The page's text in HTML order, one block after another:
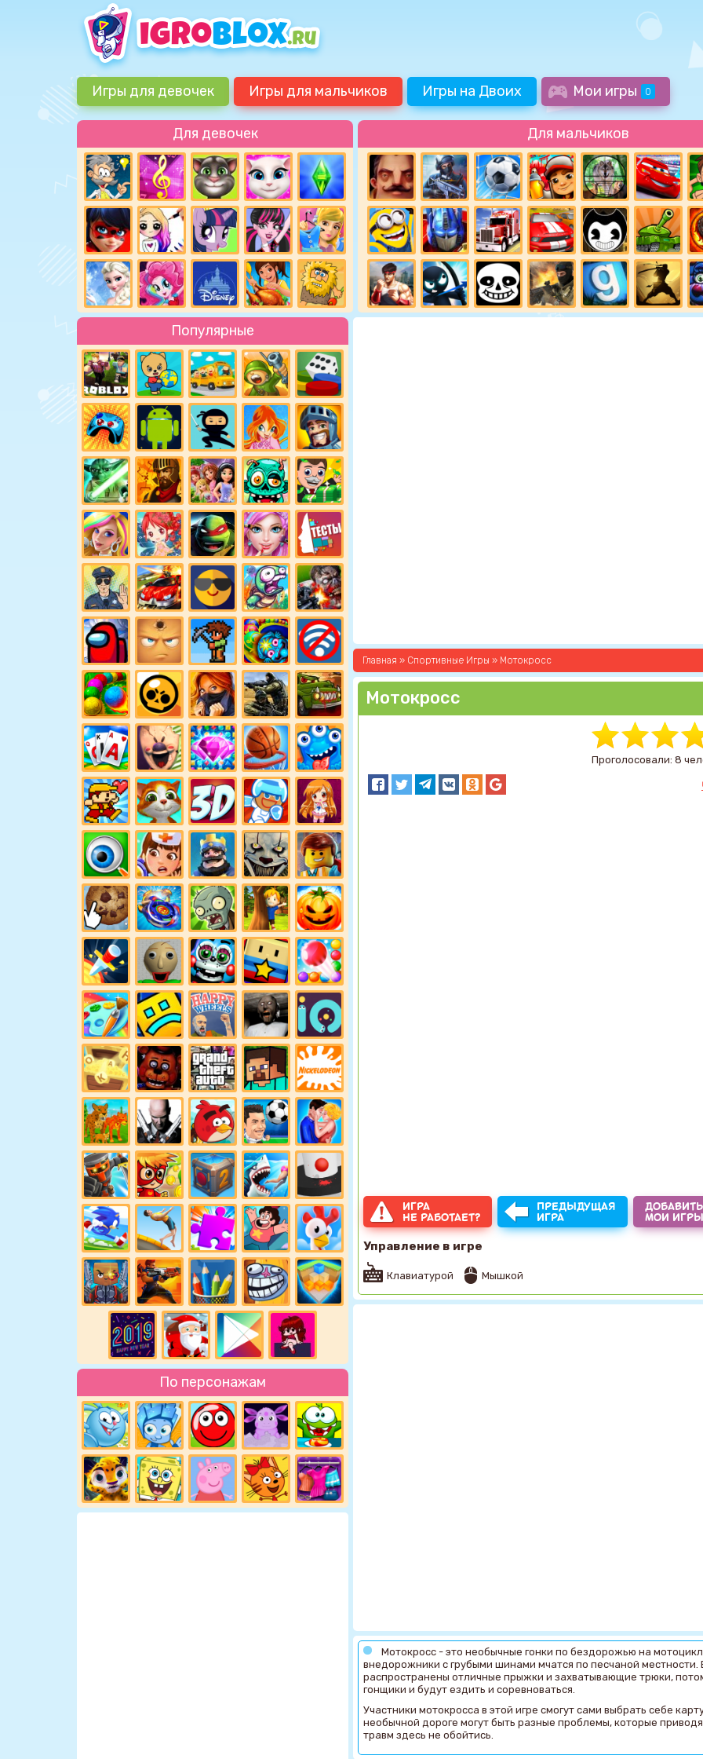
Игры для девочек Игры для мальчиков Игры на Двоих Мои игры 0
Для девочек Для мальчиков
Популярные
По персонажам
Главная » Спортивные Игры » Мотокросс
Мотокросс
Проголосовали: 8
ИГРА
НЕ РАБОТАЕТ?
ПРЕДЫДУЩАЯ
ИГРА
МОИ ИГРЫ
Управление в игре
Клавиатурой Мышкой
Мотокросс - это необычные гонки по бездорожью на
внедорожники с грубыми шинами мчатся по песчаной местности.
распространены отличные прыжки и захватывающие трюки,
гонщики и будут ездить и соревноваться.
Участники мотокросса в этой игре смогут сами выбрать себе
необычной дороге могут быть разные проблемы, которые
травм здесь не обойтись.